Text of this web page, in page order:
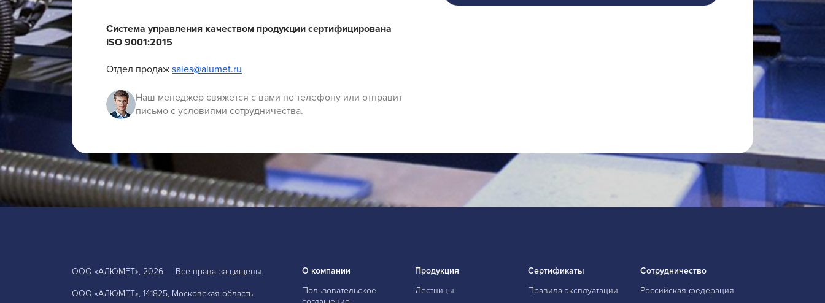
Система управления качеством продукции сертифицирована
ISO 9001:2015
Отдел продаж sales@alumet.ru
Наш менеджер свяжется с вами по телефону или отправит
письмо с условиями сотрудничества.
ООО «АЛЮМЕТ», 2026 — Все права защищены.
ООО «АЛЮМЕТ», 141825, Московская область,
О компании
Пользовательское
Продукция
Лестницы
Сертификаты
Правила эксплуатации
Сотрудничество
Российская федерация